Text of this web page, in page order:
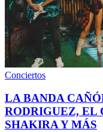
Conciertos
LA BANDA
RODRIGUEZ, EL
SHAKIRA Y MÁS